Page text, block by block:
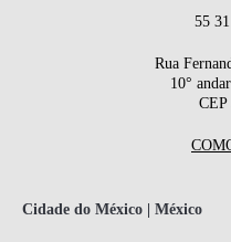
55
Rua
10°
CEP
Cidade do México | México